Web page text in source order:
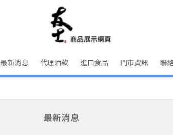
最新消息 代理酒款 進口食品 門市資訊 聯
最新消息